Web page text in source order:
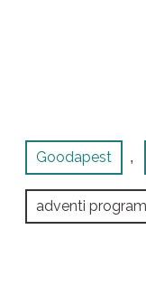
Goodapest ,
adventi